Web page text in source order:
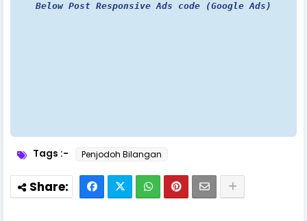
Below Post Responsive Ads code (Google Ads)
Tags :- Penjodoh Bilangan